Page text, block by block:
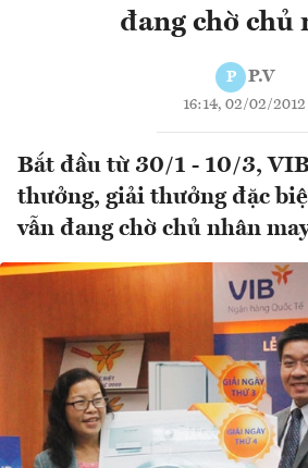
đang chờ chủ
P P.V
16:14, 02/02/2012
Bắt đầu từ 30/1 - 10/3,
thưởng, giải thưởng đặc
vẫn đang chờ chủ nhân